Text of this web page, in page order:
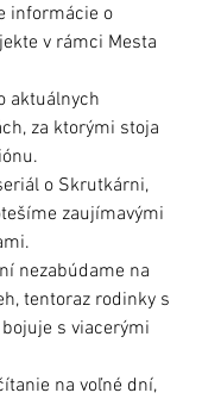
informácie o
v rámci Mesta
aktuálnych
za ktorými stoja
o Skrutkárni,
zaujímavými
nezabúdame na
tentoraz rodinky s
s viacerými
na voľné dní,